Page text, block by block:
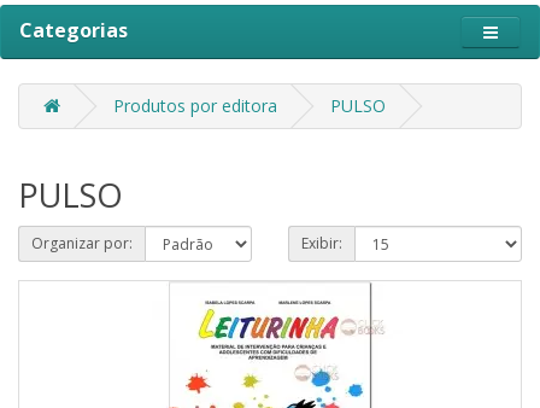
Categorias
Produtos por editora PULSO
PULSO
Organizar por: Exibir: